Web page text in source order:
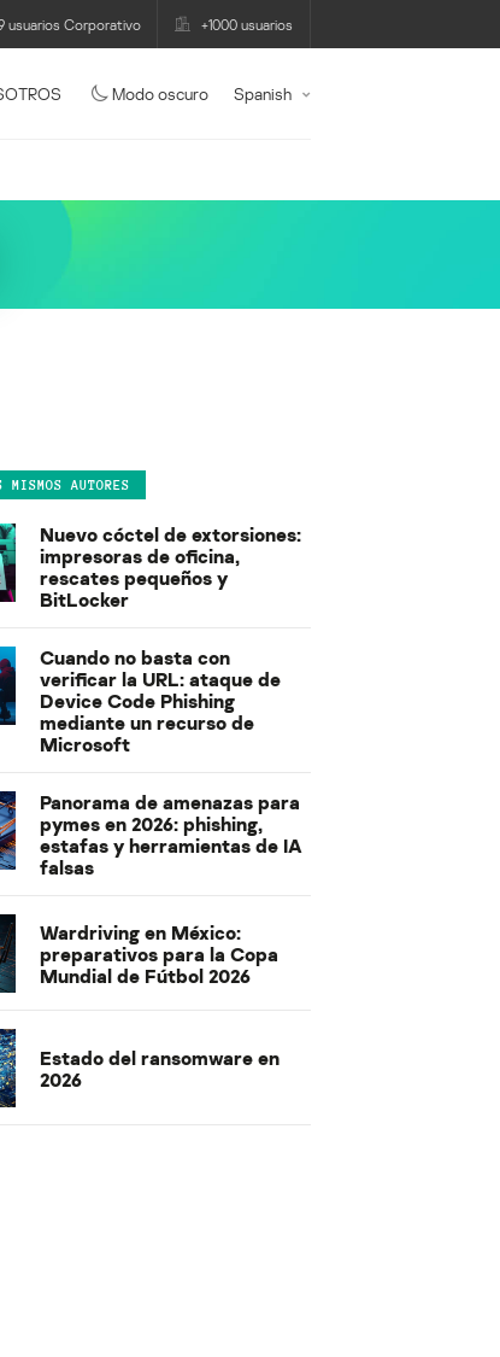
usuarios Corporativo +1000 usuarios
Modo oscuro Spanish
MISMOS AUTORES
Nuevo cóctel de extorsiones:
impresoras de oficina,
rescates pequeños y
BitLocker
Cuando no basta con
verificar la URL: ataque de
Device Code Phishing
mediante un recurso de
Microsoft
Panorama de amenazas para
pymes en 2026: phishing,
estafas y herramientas de IA
falsas
Wardriving en México:
preparativos para la Copa
Mundial de Fútbol 2026
Estado del ransomware en
2026